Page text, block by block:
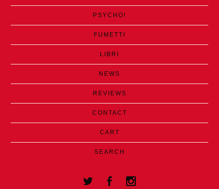
PSYCHO!
FUMETTI
LIBRI
NEWS
REVIEWS
CONTACT
CART
SEARCH